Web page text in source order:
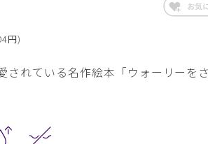
円)
れている名作絵本「ウォーリーをさ